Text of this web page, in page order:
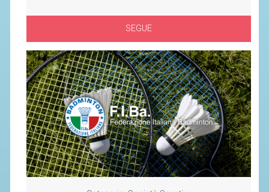
SEGUE
SAFEGUARDING
RICHIESTA PATROCINIO
GIUSTIZIA FEDERALE
REGOLAMENTI
PROVVEDIMENTI
ORGANI DI GIUSTIZIA FEDERALE
MAGLIA AZZURRA